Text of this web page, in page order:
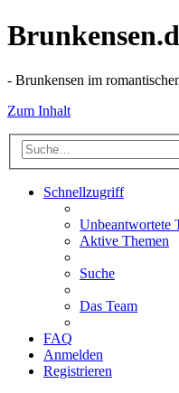
- Brunkensen im
Zum Inhalt
Schnellzugriff
Unbeantwortete
Aktive Themen
Suche
Das Team
FAQ
Anmelden
Registrieren